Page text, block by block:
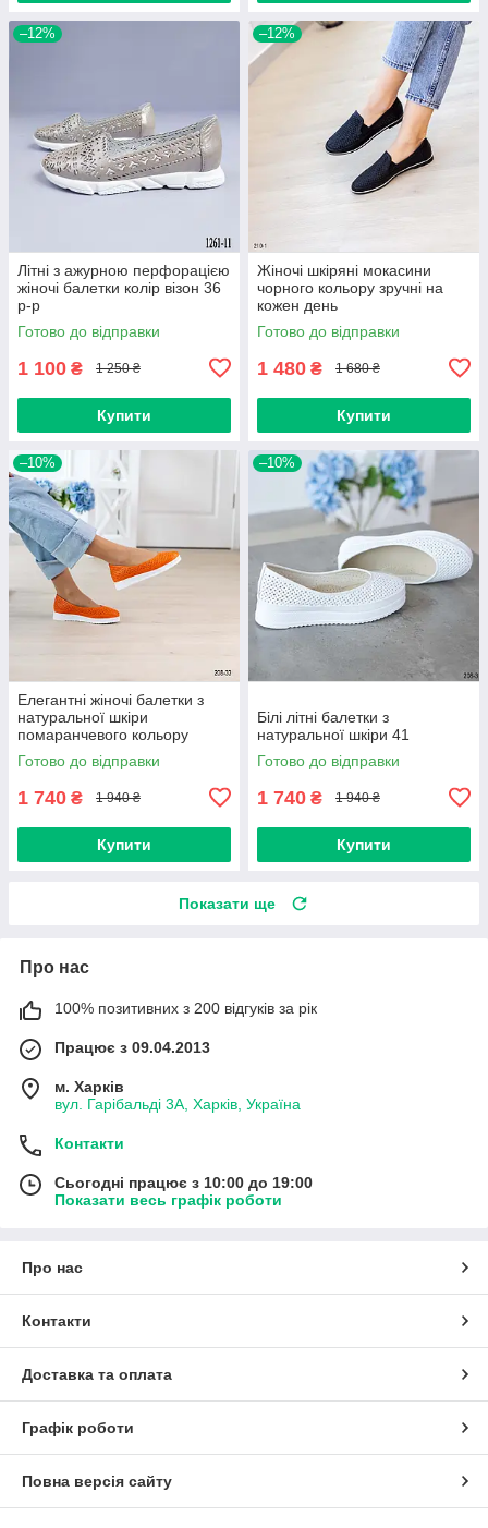
–12%
Літні з ажурною перфорацією
жіночі балетки колір візон 36
р-р
Готово до відправки
1 100 ₴ 1 250 ₴
Купити
–12%
Жіночі шкіряні мокасини
чорного кольору зручні на
кожен день
Готово до відправки
1 480 ₴ 1 680 ₴
Купити
–10%
Елегантні жіночі балетки з
натуральної шкіри
помаранчевого кольору
Готово до відправки
1 740 ₴ 1 940 ₴
Купити
–10%
Білі літні балетки з
натуральної шкіри 41
Готово до відправки
1 740 ₴ 1 940 ₴
Купити
Показати ще
Про нас
100% позитивних з 200 відгуків за рік
Працює з 09.04.2013
м. Харків
вул. Гарібальді 3А, Харків, Україна
Контакти
Сьогодні працює з 10:00 до 19:00
Показати весь графік роботи
Про нас
Контакти
Доставка та оплата
Графік роботи
Повна версія сайту